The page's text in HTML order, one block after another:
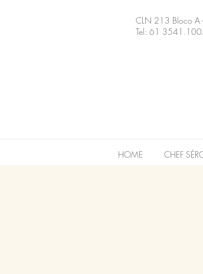
CLN 213 Bloco A
Tel: 61
HOME CHEF